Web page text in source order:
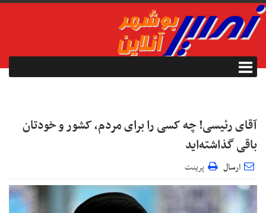
آقای رئیسی! چه کسی را برای مردم، کشور و خودتان
باقی گذاشته‌اید
ارسال پرینت